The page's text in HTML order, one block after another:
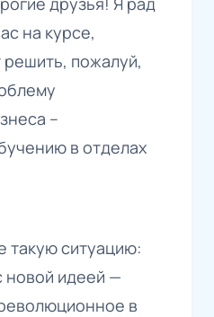
на курсе,
пожалуй,
–
в отделах
такую ситуацию:
новой идеей —
в